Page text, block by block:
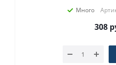
Много
308